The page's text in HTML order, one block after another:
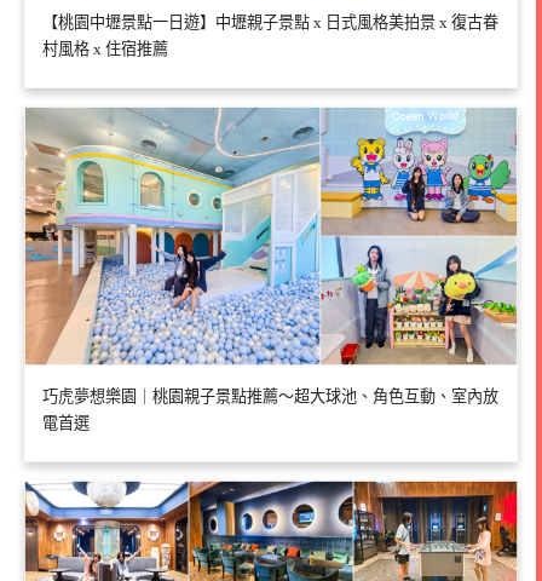
【桃園中壢景點一日遊】中壢親子景點 x 日式風格美拍景 x 復古眷
村風格 x 住宿推薦
巧虎夢想樂園｜桃園親子景點推薦～超大球池、角色互動、室內放
電首選